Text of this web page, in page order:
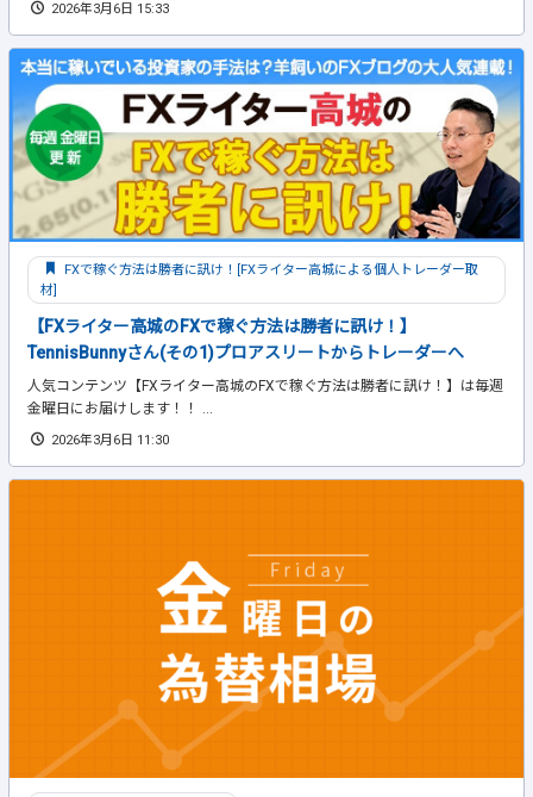
2026年3月6日 15:33
FXで稼ぐ方法は勝者に訊け！[FXライター高城による個人トレーダー取
材]
【FXライター高城のFXで稼ぐ方法は勝者に訊け！】
TennisBunnyさん(その1)プロアスリートからトレーダーへ
人気コンテンツ【FXライター高城のFXで稼ぐ方法は勝者に訊け！】は毎週
金曜日にお届けします！！ ...
2026年3月6日 11:30